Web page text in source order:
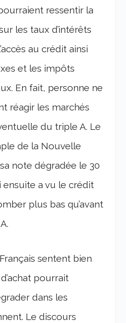
ressentir la
les taux d’intérêts
au crédit ainsi
et les impôts
En fait, personne ne
réagir les marchés
du triple A. Le
de la Nouvelle
note dégradée le 30
a vu le crédit
plus bas qu’avant
sentent bien
pourrait
dans les
Le discours